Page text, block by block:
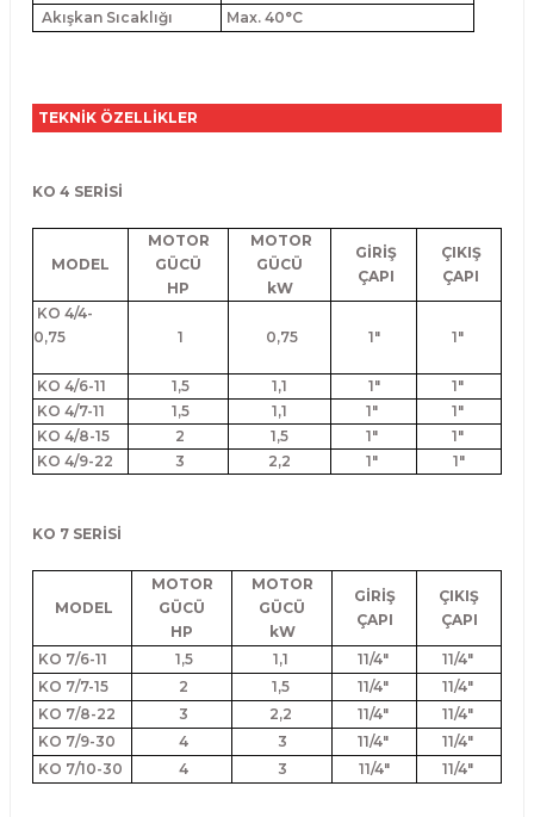
Akışkan Sıcaklığı
Max. 40°C
TEKNİK ÖZELLİKLER
KO 4 SERİSİ
MODEL
MOTOR
GÜCÜ
HP
MOTOR
GÜCÜ
kW
GİRİŞ
ÇAPI
ÇIKIŞ
ÇAPI
KO 4/4-
0,75
1 0,75 1" 1"
KO 4/6-11 1,5 1,1 1"
1"
KO 4/7-11
1,5 1,1 1"
1"
KO 4/8-15
2 1,5 1"
1"
KO 4/9-22
3 2,2 1" 1"
KO 7 SERİSİ
MODEL
MOTOR
GÜCÜ
HP
MOTOR
GÜCÜ
kW
GİRİŞ
ÇAPI
ÇIKIŞ
ÇAPI
KO 7/6-11 1,5 1,1 11/4"
11/4"
KO 7/7-15
2 1,5 11/4"
11/4"
KO 7/8-22
3 2,2 11/4"
11/4"
KO 7/9-30
4 3 11/4"
11/4"
KO 7/10-30
4 3 11/4" 11/4"